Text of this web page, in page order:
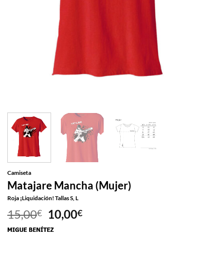
Camiseta
Matajare Mancha (Mujer)
Roja ¡Liquidación! Tallas S, L
15,00€
El
precio
10,00€El